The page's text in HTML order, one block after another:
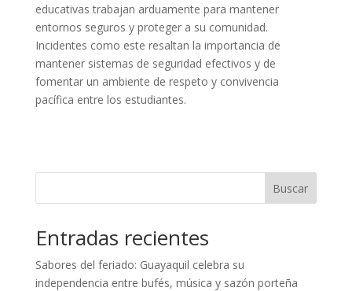
educativas trabajan arduamente para mantener
entornos seguros y proteger a su comunidad.
Incidentes como este resaltan la importancia de
mantener sistemas de seguridad efectivos y de
fomentar un ambiente de respeto y convivencia
pacífica entre los estudiantes.
Buscar
Entradas recientes
Sabores del feriado: Guayaquil celebra su
independencia entre bufés, música y sazón porteña